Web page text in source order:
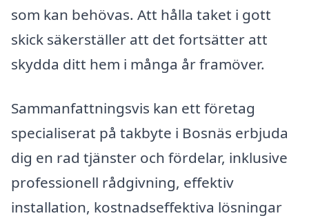
som kan behövas. Att hålla taket i gott
skick säkerställer att det fortsätter att
skydda ditt hem i många år framöver.
Sammanfattningsvis kan ett företag
specialiserat på takbyte i Bosnäs erbjuda
dig en rad tjänster och fördelar, inklusive
professionell rådgivning, effektiv
installation, kostnadseffektiva lösningar